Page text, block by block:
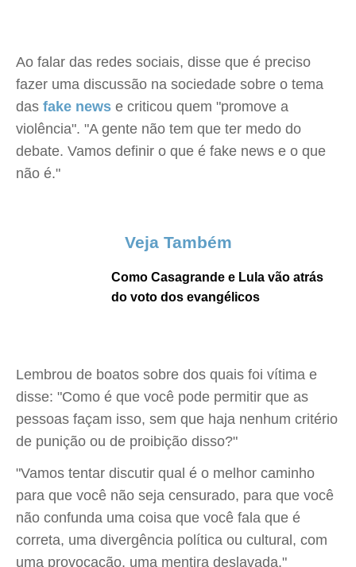
Ao falar das redes sociais, disse que é preciso
fazer uma discussão na sociedade sobre o tema
das fake news e criticou quem "promove a
violência". "A gente não tem que ter medo do
debate. Vamos definir o que é fake news e o que
não é."
Veja Também
Como Casagrande e Lula vão atrás
do voto dos evangélicos
Lembrou de boatos sobre dos quais foi vítima e
disse: "Como é que você pode permitir que as
pessoas façam isso, sem que haja nenhum critério
de punição ou de proibição disso?"
"Vamos tentar discutir qual é o melhor caminho
para que você não seja censurado, para que você
não confunda uma coisa que você fala que é
correta, uma divergência política ou cultural, com
uma provocação, uma mentira deslavada."